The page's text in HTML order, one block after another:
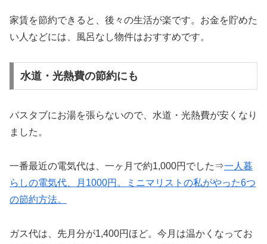
家賃を節約できると、後々の生活が楽です。お金を貯めた
い人などには、風呂なし物件はおすすめです。
水道・光熱費の節約にも
バスタブにお湯を張らないので、水道・光熱費が安くなり
ました。
一番最近の電気代は、一ヶ月で約1,000円でした⇒一人暮
らしの電気代、月1000円。ミニマリストの私がやった6つ
の節約方法。
ガス代は、先月分が1,400円ほど。今月は温かくなってお